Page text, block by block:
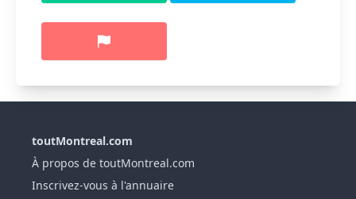
toutMontreal.com
À propos de toutMontreal.com
Inscrivez-vous à l'annuaire